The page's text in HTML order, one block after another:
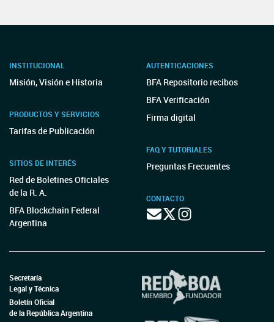
INSTITUCIONAL
Misión, Visión e Historia
PRODUCTOS Y SERVICIOS
Tarifas de Publicación
SITIOS DE INTERÉS
Red de Boletines Oficiales
de la R. A.
BFA Blockchain Federal
Argentina
AUTENTICACIONES
BFA Repositorio recibos
BFA Verificación
Firma digital
FAQ Y TUTORIALES
Preguntas Frecuentes
CONTACTO
Secretaría
Legal y Técnica
Boletín Oficial
de la República Argentina